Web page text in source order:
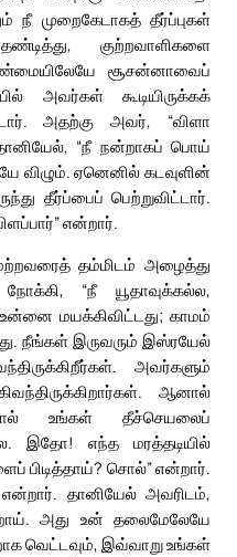
நீ முறைகேடாகத் தீர்ப்புகள்
குற்றவாளிகளை
சூசன்னாவைப்
அவர்கள் கூடியிருக்கக்
அதற்கு அவர், “விளா
“நீ நன்றாகப் பொய்
விழும். ஏனெனில் கடவுளின்
தீர்ப்பைப் பெற்றுவிட்டார்.
என்றார்.
தம்மிடம் அழைத்து
“நீ யூதாவுக்கல்ல,
மயக்கிவிட்டது; காமம்
நீங்கள் இருவரும் இஸ்ரயேல்
அவர்களும்
ஆனால்
உங்கள் தீச்செயலைப்
இதோ! எந்த மரத்தடியில்
பிடித்தாய்? சொல்” என்றார்.
என்றார். தானியேல் அவரிடம்,
அது உன் தலைமேலேயே
வெட்டவும், இவ்வாறு உங்கள்